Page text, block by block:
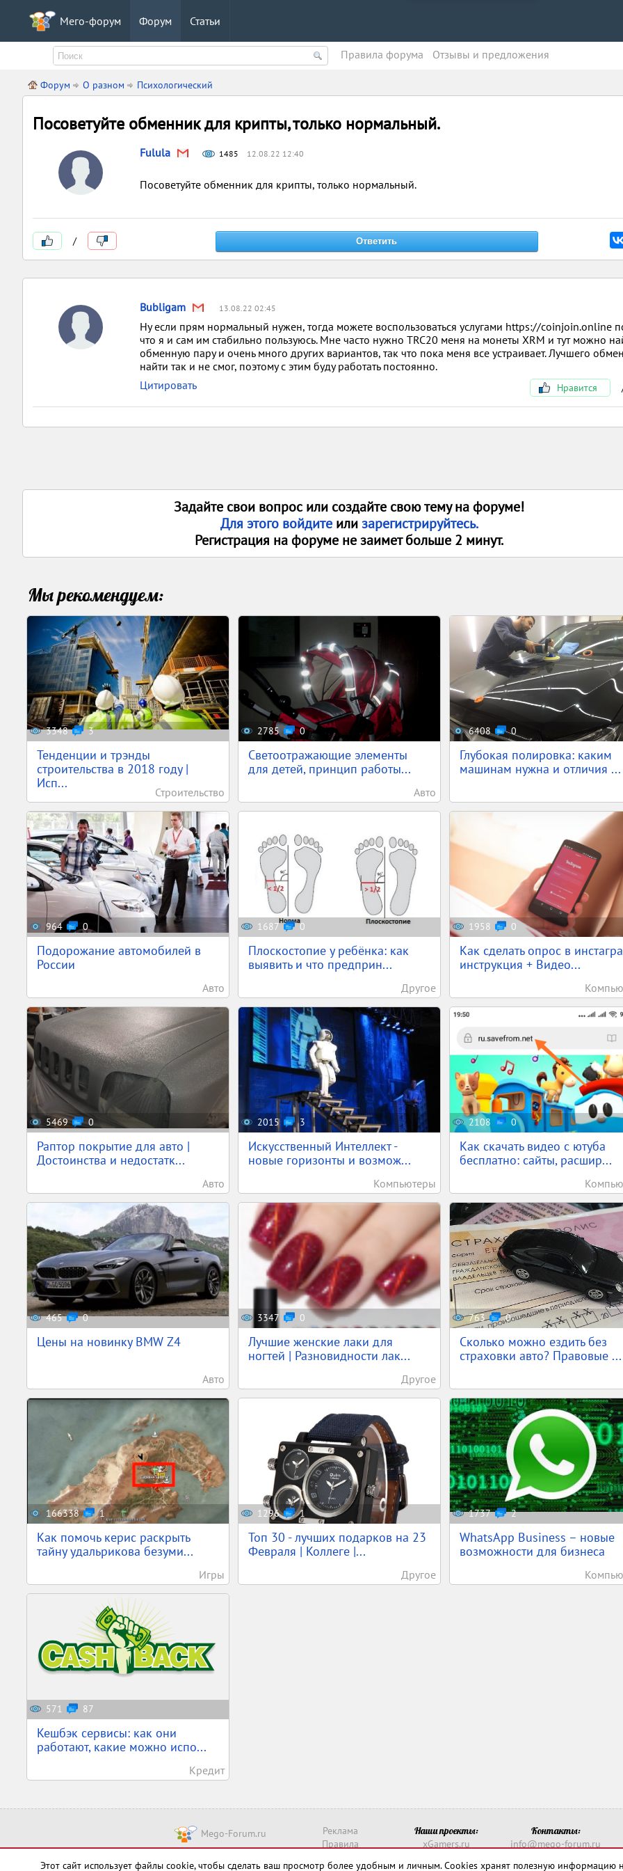
Мего-форум Форум Статьи
Правила форума Oтзывы и предложения
Форум О разном Психологический
Посоветуйте обменник для крипты, только нормальный.
Fulula 1485 12.08.22 12:40
Посоветуйте обменник для крипты, только нормальный.
/
Bubligam 13.08.22 02:45
Ну если прям нормальный нужен, тогда можете воспользоваться услугами https://coinjoin.online
что я и сам им стабильно пользуюсь. Мне часто нужно TRC20 меня на монеты XRM и тут можно
обменную пару и очень много других вариантов, так что пока меня все устраивает. Лучшего
найти так и не смог, поэтому с этим буду работать постоянно.
Цитировать
Нравится
Задайте свои вопрос или создайте свою тему на форуме!
Для этого войдите илизарегистрируйтесь.
Регистрация на форуме не заимет больше 2 минут.
Мы рекомендуем:
3348 3
Тенденции и трэнды
строительства в 2018 году |
Исп...
Строительство
2785 0
Светоотражающие элементы
для детей, принцип работы...
Авто
6408 0
Глубокая полировка: каким
машинам нужна и отличия ...
964 0
Подорожание автомобилей в
России
Авто
1687 0
Плоскостопие у ребёнка: как
выявить и что предприн...
Другое
1958 0
Как сделать опрос в
инструкция + Видео...
5469 0
Раптор покрытие для авто |
Достоинства и недостатк...
Авто
2015 3
Искусственный Интеллект -
новые горизонты и возмож...
Компьютеры
2108 0
Как скачать видео с ютуба
бесплатно: сайты, расшир...
465 0
Цены на новинку BMW Z4
Авто
3347 0
Лучшие женские лаки для
ногтей | Разновидности лак...
Другое
763 0
Сколько можно ездить без
страховки авто? Правовые ...
166338 1
Как помочь керис раскрыть
тайну удальрикова безуми...
Игры
1296 1
Топ 30 - лучших подарков на 23
Февраля | Коллеге |...
Другое
1737 2
WhatsApp Business – новые
возможности для бизнеса
571 87
Кешбэк сервисы: как они
работают, какие можно испо...
Кредит
Mego-Forum.ru
Реклама
Правила
Наши проекты:
xGamers.ru
Контакты:
info@mego-forum.ru
Этот сайт использует файлы cookie, чтобы сделать ваш просмотр более удобным и личным. Cookies хранят полезную